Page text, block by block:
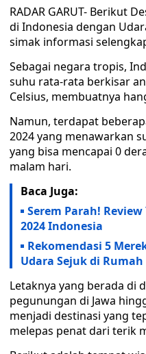
RADAR GARUT- Berikut
di Indonesia dengan
simak informasi
Sebagai negara tropis,
suhu rata-rata berkisar
Celsius, membuatnya
Namun, terdapat
2024 yang menawarkan
yang bisa mencapai 0
malam hari.
Baca Juga:
Serem Parah!
2024 Indonesia
Rekomendasi 5
Udara Sejuk di Rumah
Letaknya yang berada di
pegunungan di Jawa
menjadi destinasi yang
melepas penat dari terik